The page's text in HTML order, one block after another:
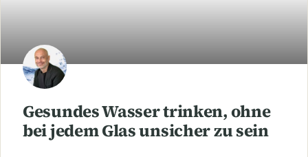
Gesundes Wasser trinken, ohne
bei jedem Glas unsicher zu sein